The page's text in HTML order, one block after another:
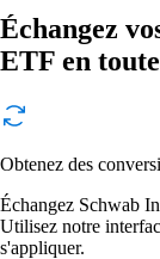
Échangez
ETF en
Obtenez des
Échangez Schwab
Utilisez notre
s'appliquer.